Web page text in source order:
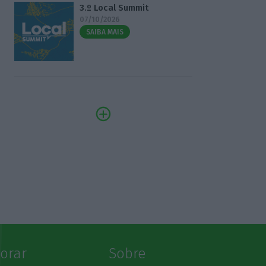
3.º Local Summit
07/10/2026
SAIBA MAIS
Sobre